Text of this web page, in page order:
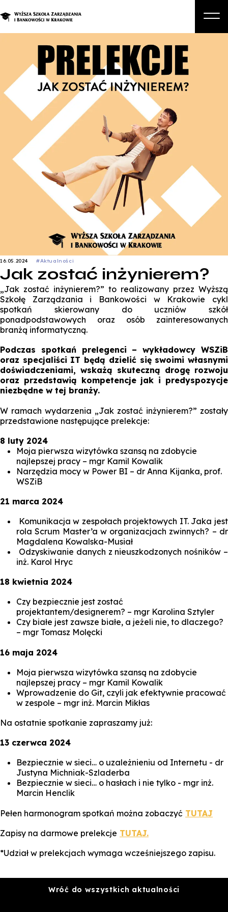
Studia podyplomowe i kursy
Zapisz się na studia
16.05.2024 #Aktualności
Jak zostać inżynierem?
„Jak zostać inżynierem?” to realizowany przez Wyższą
Szkołę Zarządzania i Bankowości w Krakowie cykl
spotkań skierowany do uczniów szkół
ponadpodstawowych oraz osób zainteresowanych
branżą informatyczną.
Podczas spotkań prelegenci – wykładowcy WSZiB
oraz specjaliści IT będą dzielić się swoimi własnymi
doświadczeniami, wskażą skuteczną drogę rozwoju
oraz przedstawią kompetencje jak i predyspozycje
niezbędne w tej branży.
W ramach wydarzenia „Jak zostać inżynierem?” zostały
przedstawione następujące prelekcje:
8 luty 2024
Moja pierwsza wizytówka szansą na zdobycie
najlepszej pracy – mgr Kamil Kowalik
Narzędzia mocy w Power BI – dr Anna Kijanka, prof.
WSZiB
21 marca 2024
Komunikacja w zespołach projektowych IT. Jaka jest
rola Scrum Master’a w organizacjach zwinnych? – dr
Magdalena Kowalska-Musiał
Odzyskiwanie danych z nieuszkodzonych nośników –
inż. Karol Hryc
18 kwietnia 2024
Czy bezpiecznie jest zostać
projektantem/designerem? – mgr Karolina Sztyler
Czy białe jest zawsze białe, a jeżeli nie, to dlaczego?
– mgr Tomasz Molęcki
16 maja 2024
Moja pierwsza wizytówka szansą na zdobycie
najlepszej pracy – mgr Kamil Kowalik
Wprowadzenie do Git, czyli jak efektywnie pracować
w zespole – mgr inż. Marcin Mikłas
Na ostatnie spotkanie zapraszamy już:
13 czerwca 2024
Bezpiecznie w sieci… o uzależnieniu od Internetu - dr
Justyna Michniak-Szladerba
Bezpiecznie w sieci… o hasłach i nie tylko - mgr inż.
Marcin Henclik
Pełen harmonogram spotkań można zobaczyć TUTAJ
Zapisy na darmowe prelekcje TUTAJ.
*Udział w prelekcjach wymaga wcześniejszego zapisu.
Wróć do wszystkich aktualności